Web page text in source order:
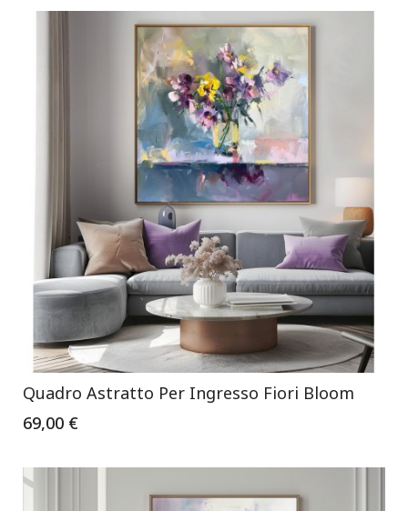
Quadro Astratto Per Ingresso Fiori Bloom
69,00 €